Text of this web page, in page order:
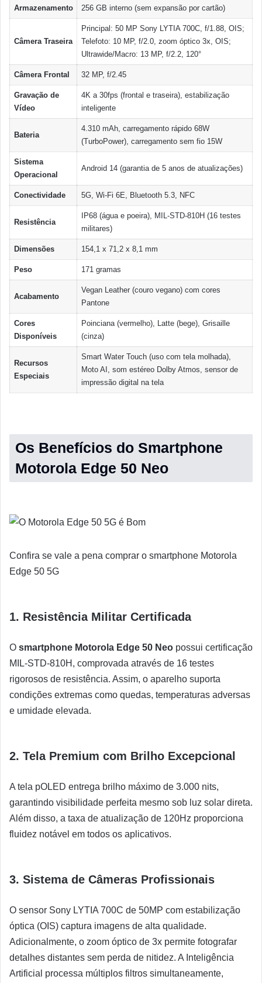
Armazenamento 256 GB interno (sem expansão por cartão)
Câmera Traseira
Principal: 50 MP Sony LYTIA 700C, f/1.88, OIS;
Telefoto: 10 MP, f/2.0, zoom óptico 3x, OIS;
Ultrawide/Macro: 13 MP, f/2.2, 120°
Câmera Frontal 32 MP, f/2.45
Gravação de
Vídeo
4K a 30fps (frontal e traseira), estabilização
inteligente
Bateria
4.310 mAh, carregamento rápido 68W
(TurboPower), carregamento sem fio 15W
Sistema
Operacional
Android 14 (garantia de 5 anos de atualizações)
Conectividade 5G, Wi-Fi 6E, Bluetooth 5.3, NFC
Resistência
IP68 (água e poeira), MIL-STD-810H (16 testes
militares)
Dimensões 154,1 x 71,2 x 8,1 mm
Peso 171 gramas
Acabamento
Vegan Leather (couro vegano) com cores
Pantone
Cores
Disponíveis
Poinciana (vermelho), Latte (bege), Grisaille
(cinza)
Recursos
Especiais
Smart Water Touch (uso com tela molhada),
Moto AI, som estéreo Dolby Atmos, sensor de
impressão digital na tela
Os Benefícios do Smartphone
Motorola Edge 50 Neo
Confira se vale a pena comprar o smartphone Motorola
Edge 50 5G
1. Resistência Militar Certificada
O smartphone Motorola Edge 50 Neo possui certificação
MIL-STD-810H, comprovada através de 16 testes
rigorosos de resistência. Assim, o aparelho suporta
condições extremas como quedas, temperaturas adversas
e umidade elevada.
2. Tela Premium com Brilho Excepcional
A tela pOLED entrega brilho máximo de 3.000 nits,
garantindo visibilidade perfeita mesmo sob luz solar direta.
Além disso, a taxa de atualização de 120Hz proporciona
fluidez notável em todos os aplicativos.
3. Sistema de Câmeras Profissionais
O sensor Sony LYTIA 700C de 50MP com estabilização
óptica (OIS) captura imagens de alta qualidade.
Adicionalmente, o zoom óptico de 3x permite fotografar
detalhes distantes sem perda de nitidez. A Inteligência
Artificial processa múltiplos filtros simultaneamente,